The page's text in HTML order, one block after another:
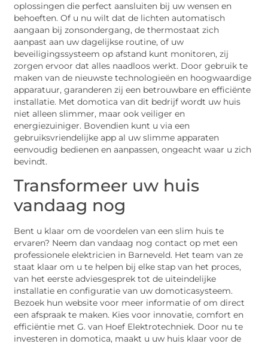
oplossingen die perfect aansluiten bij uw wensen en
behoeften. Of u nu wilt dat de lichten automatisch
aangaan bij zonsondergang, de thermostaat zich
aanpast aan uw dagelijkse routine, of uw
beveiligingssysteem op afstand kunt monitoren, zij
zorgen ervoor dat alles naadloos werkt. Door gebruik te
maken van de nieuwste technologieën en hoogwaardige
apparatuur, garanderen zij een betrouwbare en efficiënte
installatie. Met domotica van dit bedrijf wordt uw huis
niet alleen slimmer, maar ook veiliger en
energiezuiniger. Bovendien kunt u via een
gebruiksvriendelijke app al uw slimme apparaten
eenvoudig bedienen en aanpassen, ongeacht waar u zich
bevindt.
Transformeer uw huis
vandaag nog
Bent u klaar om de voordelen van een slim huis te
ervaren? Neem dan vandaag nog contact op met een
professionele elektricien in Barneveld. Het team van ze
staat klaar om u te helpen bij elke stap van het proces,
van het eerste adviesgesprek tot de uiteindelijke
installatie en configuratie van uw domoticasysteem.
Bezoek hun website voor meer informatie of om direct
een afspraak te maken. Kies voor innovatie, comfort en
efficiëntie met G. van Hoef Elektrotechniek. Door nu te
investeren in domotica, maakt u uw huis klaar voor de